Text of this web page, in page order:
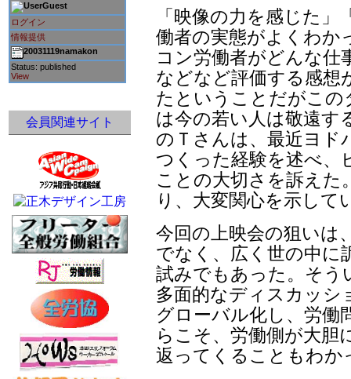
Guest
ログイン
情報提供
20031119namakon
Status: published
View
会員関連サイト
「映像の力を感じた
働者の実態がよくわか
コン労働者がどんな仕
などなど評価する感想
たということだがこの
は今の若い人は敬遠す
のＴさんは、最近ヨド
つくった経験を述べ、
ことの大切さを訴えた
り、大変関心を示して
今回の上映会の狙いは
でなく、広く世の中に
試みでもあった。そう
多面的なディスカッシ
グローバル化し、労働
らこそ、労働側が大胆
返ってくることもわか